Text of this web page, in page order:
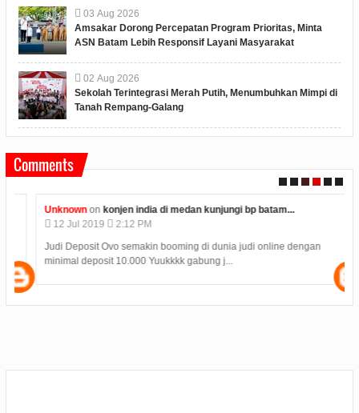
03 Aug 2026
Amsakar Dorong Percepatan Program Prioritas, Minta
ASN Batam Lebih Responsif Layani Masyarakat
02 Aug 2026
Sekolah Terintegrasi Merah Putih, Menumbuhkan Mimpi di
Tanah Rempang-Galang
Comments
Unknownonkonjen india di medan kunjungi bp batam...
Jul 2019
2:12 PM
Judi Deposit Ovo semakin booming di dunia judi online dengan
minimal deposit 10.000 Yuukkkk gabung j...